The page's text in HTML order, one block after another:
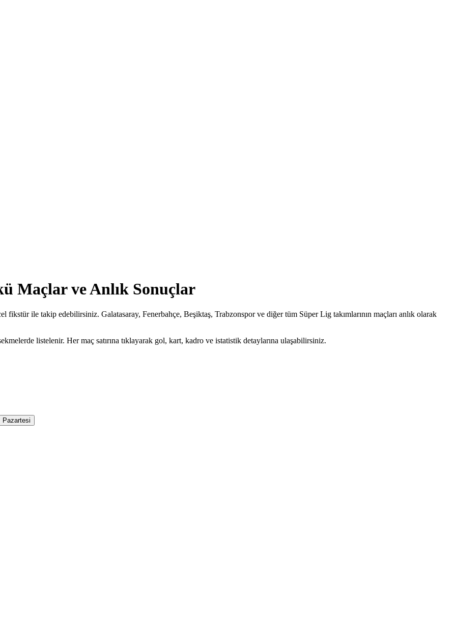
Maçlar ve Anlık Sonuçlar
fikstür ile takip edebilirsiniz. Galatasaray, Fenerbahçe, Beşiktaş, Trabzonspor ve diğer tüm Süper Lig takımlarının maçları anlık olarak
listelenir. Her maç satırına tıklayarak gol, kart, kadro ve istatistik detaylarına ulaşabilirsiniz.
Pazartesi